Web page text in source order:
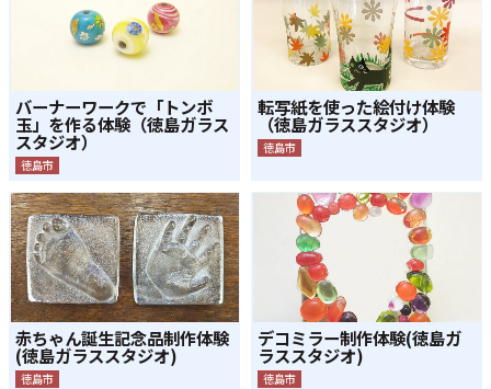
バーナーワークで「トンボ
玉」を作る体験（徳島ガラス
スタジオ）
徳島市
転写紙を使った絵付け体験
（徳島ガラススタジオ）
徳島市
赤ちゃん誕生記念品制作体験
(徳島ガラススタジオ)
徳島市
デコミラー制作体験(徳島ガ
ラススタジオ)
徳島市